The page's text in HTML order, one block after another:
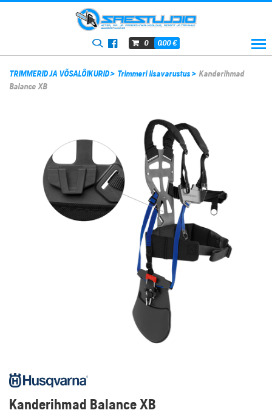
0 0.00€
TRIMMERID JA VÕSALÕIKURID> Trimmeri lisavarustus> Kanderihmad
Balance XB
Kanderihmad Balance XB